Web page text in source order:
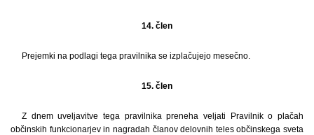
14. člen
Prejemki na podlagi tega pravilnika se izplačujejo mesečno.
15. člen
Z dnem uveljavitve tega pravilnika preneha veljati Pravilnik o plačah
občinskih funkcionarjev in nagradah članov delovnih teles občinskega sveta